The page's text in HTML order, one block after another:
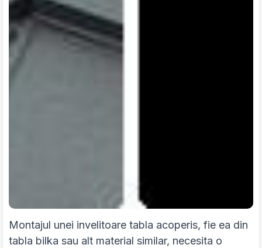
Montajul unei invelitoare tabla acoperis, fie ea din
tabla bilka sau alt material similar, necesita o